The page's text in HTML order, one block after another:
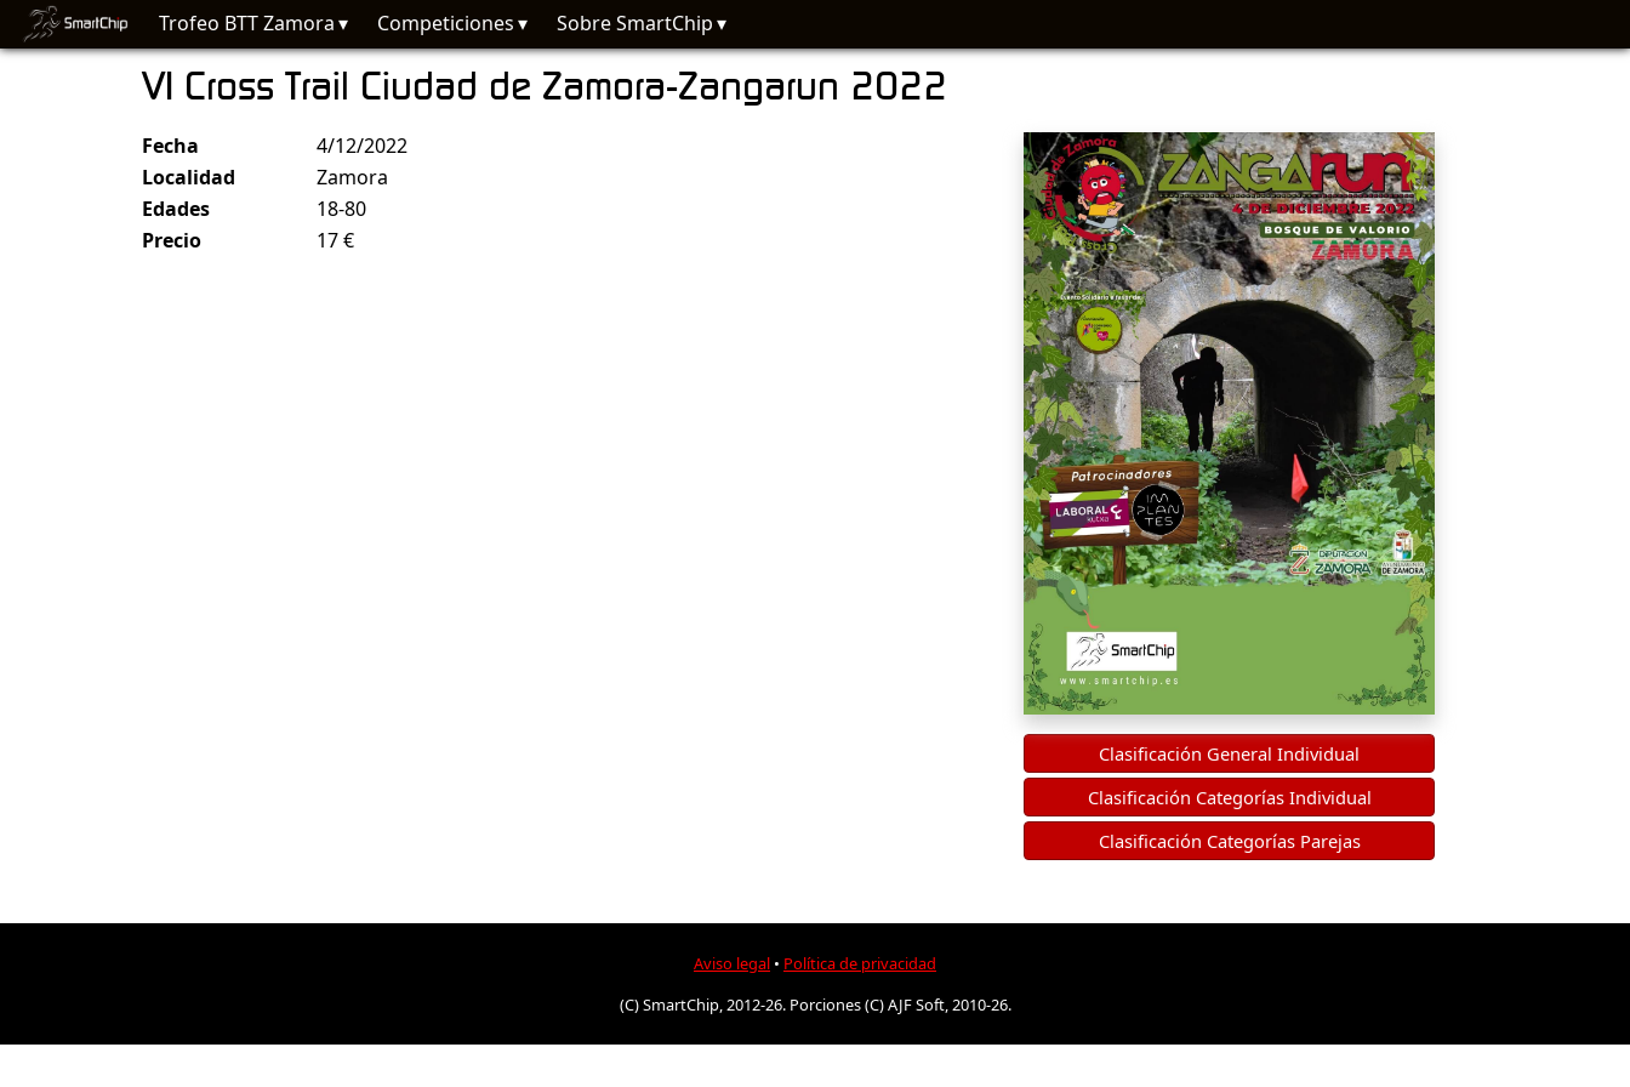
Trofeo BTT Zamora Competiciones Sobre SmartChip
VI Cross Trail Ciudad de Zamora-Zangarun 2022
Clasificación General Individual
Clasificación Categorías Individual
Clasificación Categorías Parejas
Fecha
4/12/2022
Localidad
Zamora
Edades
18-80
Precio
17 €
Aviso legal • Política de privacidad
(C) SmartChip, 2012-26. Porciones (C) AJF Soft, 2010-26.